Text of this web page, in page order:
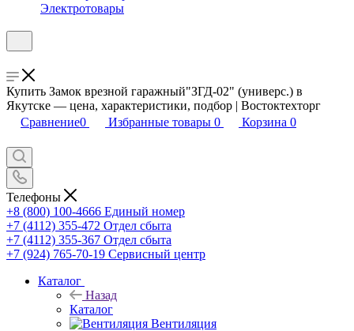
Электротовары
Купить Замок врезной гаражный"ЗГД-02" (универс.) в
Якутске — цена, характеристики, подбор | Востоктехторг
Сравнение0 Избранные товары 0 Корзина 0
Телефоны
+8 (800) 100-4666 Единый номер
+7 (4112) 355-472 Отдел сбыта
+7 (4112) 355-367 Отдел сбыта
+7 (924) 765-70-19 Сервисный центр
Каталог
Назад
Каталог
Вентиляция